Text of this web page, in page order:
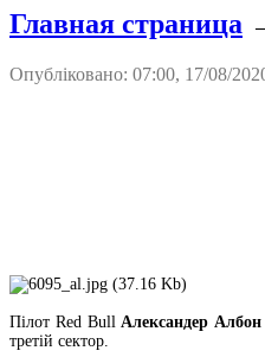
Главная страница
Опубліковано: 07:00, 17/08/
Пілот Red Bull Александер Албон
третій сектор.